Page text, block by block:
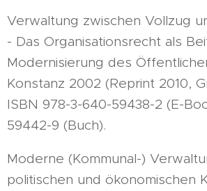
Verwaltung zwischen Vollzug
- Das Organisationsrecht als
Modernisierung des
Konstanz 2002 (Reprint 2010,
ISBN 978-3-640-59438-2 (E-
59442-9 (Buch).
Moderne (Kommunal-)
politischen und ökonomischen